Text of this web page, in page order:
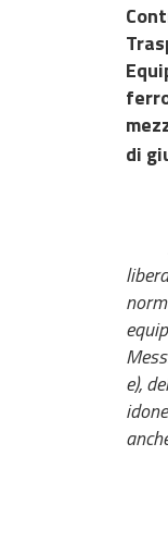
di
e),